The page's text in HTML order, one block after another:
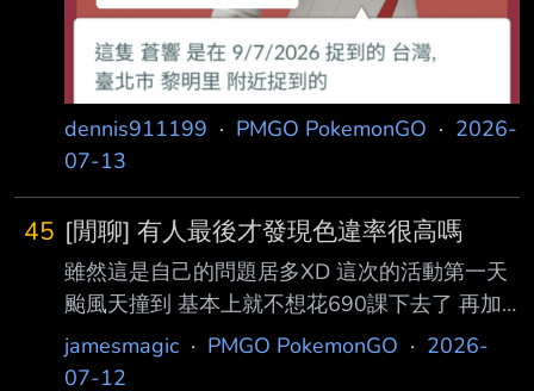
dennis911199 · PMGO PokemonGO · 2026-
07-13
45 [閒聊] 有人最後才發現色違率很高嗎
雖然這是自己的問題居多XD 這次的活動第一天
颱風天撞到 基本上就不想花690課下去了 再加
上以往就算有課金色違率也抓不到多少 再加上
如上篇所述這次種種不佳體驗 兩天都抓完9隻超
jamesmagic · PMGO PokemonGO · 2026-
07-12